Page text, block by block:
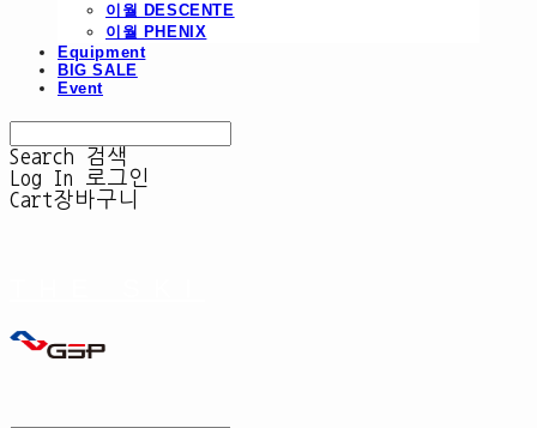
이월 DESCENTE
이월 PHENIX
Equipment
BIG SALE
Event
Search
검색
Log In
로그인
Cart장바구니